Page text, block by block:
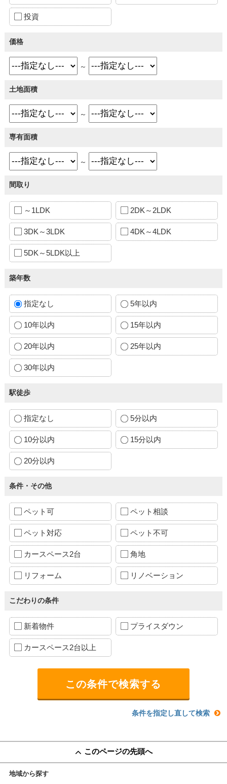
投資
価格
～
土地面積
～
専有面積
～
間取り
～1LDK 2DK～2LDK
3DK～3LDK 4DK～4LDK
5DK～5LDK以上
築年数
指定なし 5年以内
10年以内 15年以内
20年以内 25年以内
30年以内
駅徒歩
指定なし 5分以内
10分以内 15分以内
20分以内
条件・その他
ペット可 ペット相談
ペット対応 ペット不可
カースペース2台 角地
リフォーム リノベーション
こだわりの条件
新着物件 プライスダウン
カースペース2台以上
条件を指定し直して検索
このページの先頭へ
地域から探す